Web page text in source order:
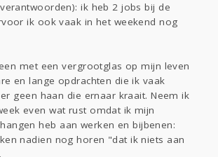
ik heb 2 jobs bij de
ik ook vaak in het weekend nog
met een vergrootglas op mijn leven
en lange opdrachten die ik vaak
geen haan die ernaar kraait. Neem ik
even wat rust omdat ik mijn
heb aan werken en bijbenen:
nadien nog horen "dat ik niets aan